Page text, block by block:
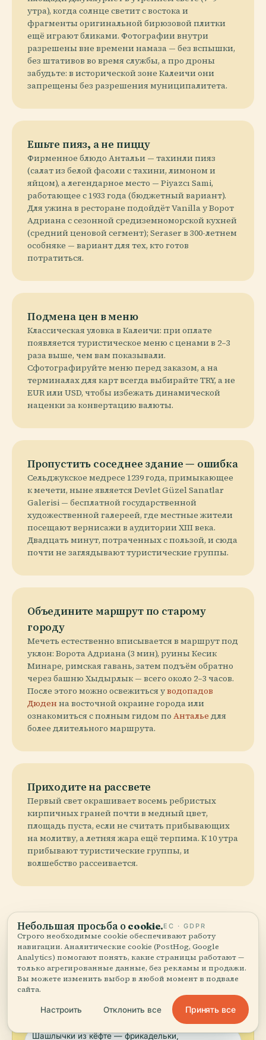
утра), когда солнце светит с востока и
фрагменты оригинальной бирюзовой плитки
ещё играют бликами. Фотографии внутри
разрешены вне времени намаза — без вспышки,
без штативов во время службы, а про дроны
забудьте: в исторической зоне Калеичи они
запрещены без разрешения муниципалитета.
Ешьте пияз, а не пиццу
Фирменное блюдо Антальи — тахинли пияз
(салат из белой фасоли с тахини, лимоном и
яйцом), а легендарное место — Piyazcı Sami,
работающее с 1933 года (бюджетный вариант).
Для ужина в ресторане подойдёт Vanilla у Ворот
Адриана с сезонной средиземноморской кухней
(средний ценовой сегмент); Seraser в 300-летнем
особняке — вариант для тех, кто готов
потратиться.
Подмена цен в меню
Классическая уловка в Калеичи: при оплате
появляется туристическое меню с ценами в 2–3
раза выше, чем вам показывали.
Сфотографируйте меню перед заказом, а на
терминалах для карт всегда выбирайте TRY, а не
EUR или USD, чтобы избежать динамической
наценки за конвертацию валюты.
Пропустить соседнее здание — ошибка
Сельджукское медресе 1239 года, примыкающее
к мечети, ныне является Devlet Güzel Sanatlar
Galerisi — бесплатной государственной
художественной галереей, где местные жители
посещают вернисажи в аудитории XIII века.
Двадцать минут, потраченных с пользой, и сюда
почти не заглядывают туристические группы.
Объедините маршрут по старому
городу
Мечеть естественно вписывается в маршрут под
уклон: Ворота Адриана (3 мин), руины Кесик
Минаре, римская гавань, затем подъём обратно
через башню Хыдырлык — всего около 2–3 часов.
После этого можно освежиться уводопадов
Дюден на восточной окраине города или
ознакомиться с полным гидом по Анталье для
более длительного маршрута.
Приходите на рассвете
Первый свет окрашивает восемь ребристых
кирпичных граней почти в медный цвет,
площадь пуста, если не считать прибывающих
на молитву, а летняя жара ещё терпима. К 10 утра
прибывают туристические группы, и
волшебство рассеивается.
Где поесть
local_diningОбязательно попробуйте
Анталья пияз — салат из белой фасоли с
таратором (тахини, лимон, чеснок), подается с
кебабами из котлеток (кёфте)
Шашлычки из кёфте — фрикадельки,
Небольшая просьба о cookie.ЕС · GDPR
Строго необходимые cookie обеспечивают работу
навигации. Аналитические cookie (PostHog, Google
Analytics) помогают понять, какие страницы работают —
только агрегированные данные, без рекламы и продажи.
Вы можете изменить выбор в любой момент в подвале
сайта.
Настроить Отклонить все Принять все